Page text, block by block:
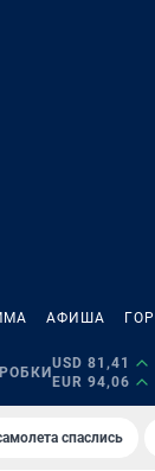
АФИША
USD 81,41
EUR 94,06
спаслись